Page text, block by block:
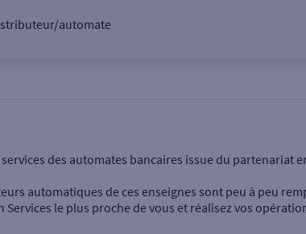
automate
des automates bancaires issue du partenariat
automatiques de ces enseignes sont peu à peu
Services le plus proche de vous et réalisez vos